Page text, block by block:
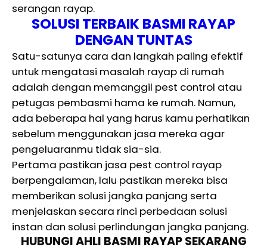
serangan rayap.
SOLUSI TERBAIK BASMI RAYAP
DENGAN TUNTAS
Satu-satunya cara dan langkah paling efektif
untuk mengatasi masalah rayap di rumah
adalah dengan memanggil pest control atau
petugas pembasmi hama ke rumah. Namun,
ada beberapa hal yang harus kamu perhatikan
sebelum menggunakan jasa mereka agar
pengeluaranmu tidak sia-sia.
Pertama pastikan jasa pest control rayap
berpengalaman, lalu pastikan mereka bisa
memberikan solusi jangka panjang serta
menjelaskan secara rinci perbedaan solusi
instan dan solusi perlindungan jangka panjang.
HUBUNGI AHLI BASMI RAYAP SEKARANG